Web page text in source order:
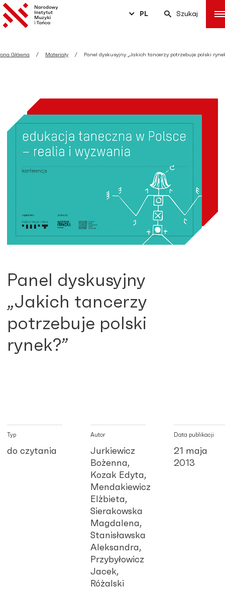
PL Szukaj
Główna Materiały Panel dyskusyjny „Jakich tancerzy potrzebuje polski
Panel dyskusyjny
„Jakich tancerzy
potrzebuje polski
rynek?”
Typ
do czytania
Autor
Jurkiewicz
Bożenna,
Kozak Edyta,
Mendakiewicz
Elżbieta,
Sierakowska
Magdalena,
Stanisławska
Aleksandra,
Przybyłowicz
Jacek,
Różalski
Data publikacji
21 maja
2013